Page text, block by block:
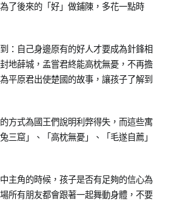
了後來的「好」做鋪陳，多花一點時
：自己身邊原有的好人才要成為針鋒相
地薛城，孟嘗君終能高枕無憂，不再擔
平原君出使楚國的故事，讓孩子了解到
方式為國王們說明利弊得失，而這些寓
窟」、「高枕無憂」、「毛遂自薦」
主角的時候，孩子是否有足夠的信心為
所有朋友都會跟著一起舞動身體，不要